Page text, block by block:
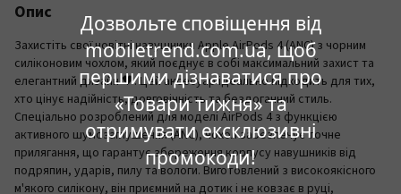
Дозвольте сповіщення від
mobiletrend.com.ua, щоб
першими дізнаватися про
«Товари тижня» та
отримувати ексклюзивні
промокоди!
Опис
Захистіть свої новітні навушники Apple AirPods 4 (ANC) з чорним
силіконовим чохлом, який поєднує в собі максимальний захист та
елегантний дизайн 🖤. Цей аксесуар ідеально підходить для тих,
хто цінує надійність, довговічність та бездоганний стиль.
Спеціально розроблений для моделі AirPods 4 з функцією
активного шумозаглушення (ANC), чохол забезпечує точне
прилягання, що гарантує збереження корпусу навушників від
подряпин, ударів, пилу та вологи. Виготовлений з високоякісного
м'якого силікону, він приємний на дотик і не ковзає в руці,